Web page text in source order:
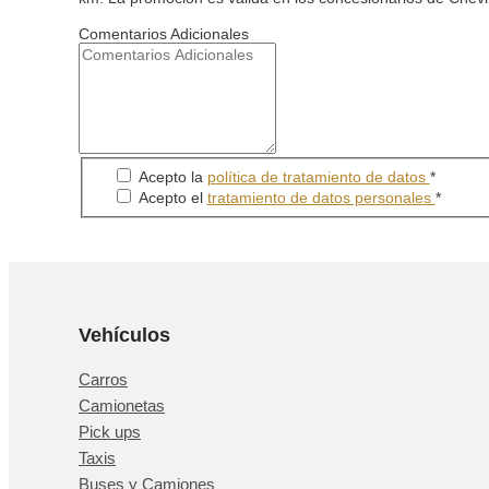
Comentarios Adicionales
Acepto la política de tratamiento de datos *
Acepto el tratamiento de datos personales *
Vehículos
Carros
Camionetas
Pick ups
Taxis
Buses y Camiones